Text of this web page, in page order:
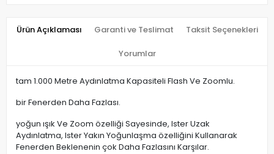
Ürün Açıklaması Garanti ve Teslimat Taksit Seçenekleri
Yorumlar
tam 1.000 Metre Aydınlatma Kapasiteli Flash Ve Zoomlu.
bir Fenerden Daha Fazlası.
yoğun ışık Ve Zoom özelliği Sayesinde, Ister Uzak
Aydınlatma, Ister Yakın Yoğunlaşma özelliğini Kullanarak
Fenerden Beklenenin çok Daha Fazlasını Karşılar.